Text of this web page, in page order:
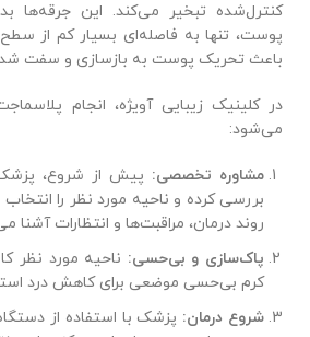
کنترل‌شده تبخیر می‌کند. این جرقه‌ها
پوست، تنها به فاصله‌ای بسیار کم از
باعث تحریک پوست به بازسازی و سفت
در کلینیک زیبایی آویژه، انجام
می‌شود:
مشاوره تخصصی: پیش از شروع،
بررسی کرده و ناحیه مورد نظر را
روند درمان، مراقبت‌ها و انتظارات آشنا
پاک‌سازی و بی‌حسی: ناحیه مورد نظر
کرم بی‌حسی موضعی برای کاهش درد
شروع درمان: پزشک با استفاده از